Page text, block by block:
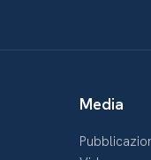
Media